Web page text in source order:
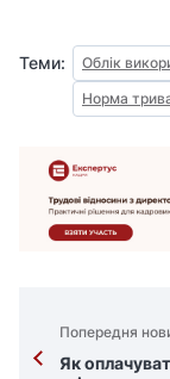
Теми:
Облік
Норма
Попередня
Як